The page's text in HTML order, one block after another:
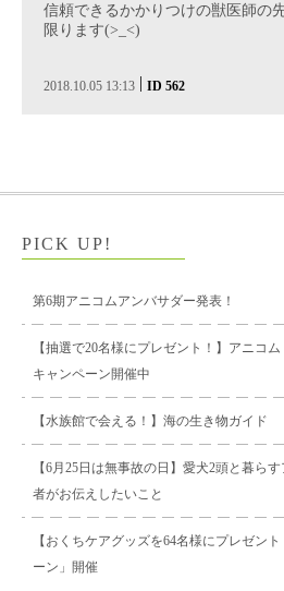
信頼できるかかりつけの獣医師の
限ります(>_<)
2018.10.05 13:13 | ID 562
PICK UP!
第6期アニコムアンバサダー発表！
【抽選で20名様にプレゼント！】アニコ
キャンペーン開催中
【水族館で会える！】海の生き物ガイド
【6月25日は無事故の日】愛犬2頭と暮ら
者がお伝えしたいこと
【おくちケアグッズを64名様にプレゼン
ーン」開催